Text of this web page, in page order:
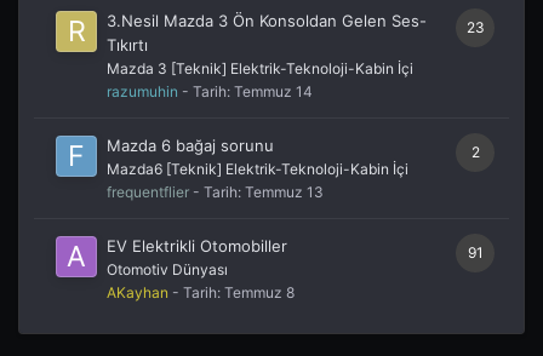
23
3.Nesil Mazda 3 Ön Konsoldan Gelen Ses-
Tıkırtı
Mazda 3 [Teknik] Elektrik-Teknoloji-Kabin İçi
razumuhin - Tarih: Temmuz 14
2
Mazda 6 bağaj sorunu
Mazda6 [Teknik] Elektrik-Teknoloji-Kabin İçi
frequentflier - Tarih: Temmuz 13
91
EV Elektrikli Otomobiller
Otomotiv Dünyası
AKayhan - Tarih: Temmuz 8